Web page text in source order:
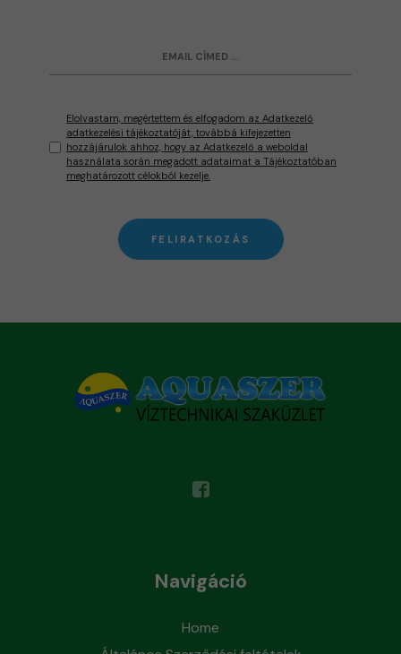
Elolvastam, megértettem és elfogadom az Adatkezelő
adatkezelési tájékoztatóját, továbbá kifejezetten
hozzájárulok ahhoz, hogy az Adatkezelő a weboldal
használata során megadott adataimat a Tájékoztatóban
meghatározott célokból kezelje.
FELIRATKOZÁS
Navigáció
Home